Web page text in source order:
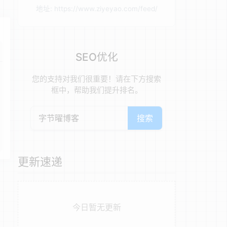
SEO优化
您的支持对我们很重要！请在下方搜索
框中，帮助我们提升排名。
搜索
更新速递
今日暂无更新